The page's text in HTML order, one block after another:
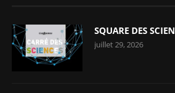
SQUARE DES
juillet 29, 2026